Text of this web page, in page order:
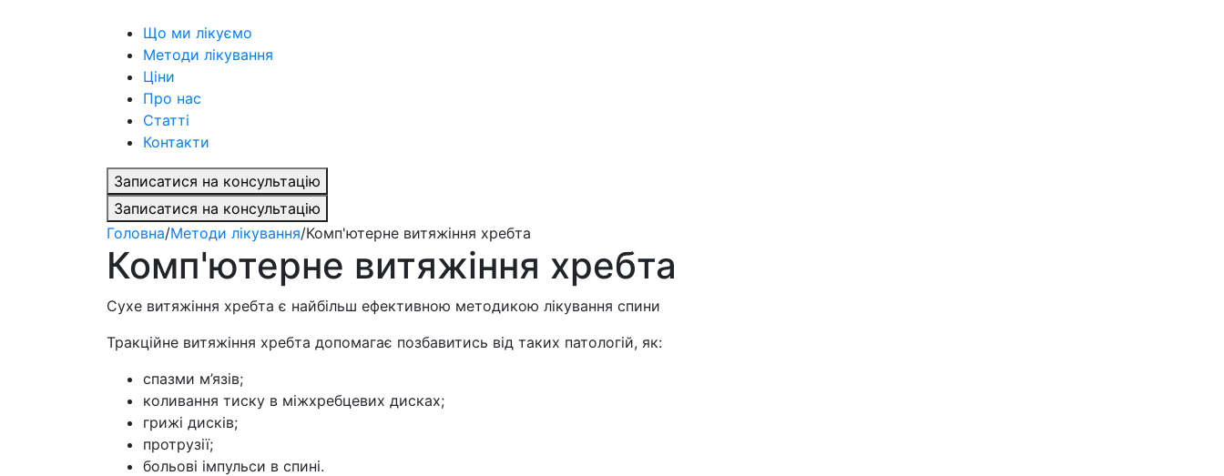
Що ми лікуємо
Методи лікування
Ціни
Про нас
Статті
Контакти
Записатися на консультацію
Записатися на консультацію
Головна/Методи лікування/Комп'ютерне витяжіння хребта
Комп'ютерне витяжіння хребта
Сухе витяжіння хребта є найбільш ефективною методикою лікування спини
Тракційне витяжіння хребта допомагає позбавитись від таких патологій, як:
спазми м’язів;
коливання тиску в міжхребцевих дисках;
грижі дисків;
протрузії;
больові імпульси в спині.